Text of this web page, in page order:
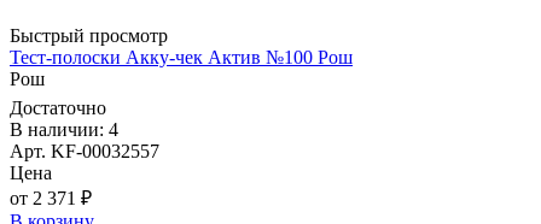
Быстрый просмотр
Тест-полоски Акку-чек Актив №100 Рош
Рош
Достаточно
В наличии: 4
Арт. KF-00032557
Цена
от 2 371 ₽